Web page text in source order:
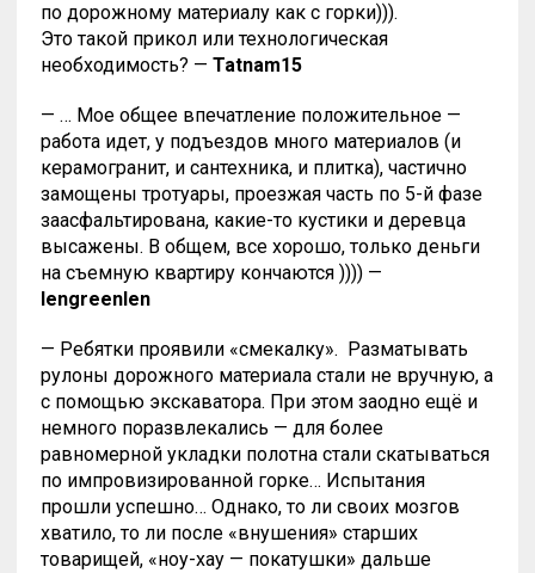
по дорожному материалу как с горки))).
Это такой прикол или технологическая
необходимость? — Tatnam15
— … Мое общее впечатление положительное —
работа идет, у подъездов много материалов (и
керамогранит, и сантехника, и плитка), частично
замощены тротуары, проезжая часть по 5-й фазе
заасфальтирована, какие-то кустики и деревца
высажены. В общем, все хорошо, только деньги
на съемную квартиру кончаются )))) —
lengreenlen
— Ребятки проявили «смекалку».
Разматывать
рулоны дорожного материала стали не вручную, а
с помощью экскаватора. При этом заодно ещё и
немного поразвлекались — для более
равномерной укладки полотна стали скатываться
по импровизированной горке… Испытания
прошли успешно… Однако, то ли своих мозгов
хватило, то ли после «внушения» старших
товарищей, «ноу-хау — покатушки» дальше